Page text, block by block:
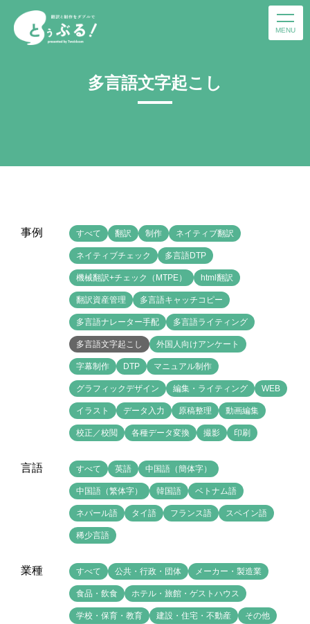
MENU
多言語文字起こし
事例 すべて 翻訳 制作 ネイティブ翻訳
ネイティブチェック 多言語DTP
機械翻訳+チェック（MTPE） html翻訳
翻訳資産管理 多言語キャッチコピー
多言語ナレーター手配 多言語ライティング
多言語文字起こし 外国人向けアンケート
字幕制作 DTP マニュアル制作
グラフィックデザイン 編集・ライティング WEB
イラスト データ入力 原稿整理 動画編集
校正／校閲 各種データ変換 撮影 印刷
言語 すべて 英語 中国語（簡体字）
中国語（繁体字） 韓国語 ベトナム語
ネパール語 タイ語 フランス語 スペイン語
稀少言語
業種 すべて 公共・行政・団体 メーカー・製造業
食品・飲食 ホテル・旅館・ゲストハウス
学校・保育・教育 建設・住宅・不動産 その他